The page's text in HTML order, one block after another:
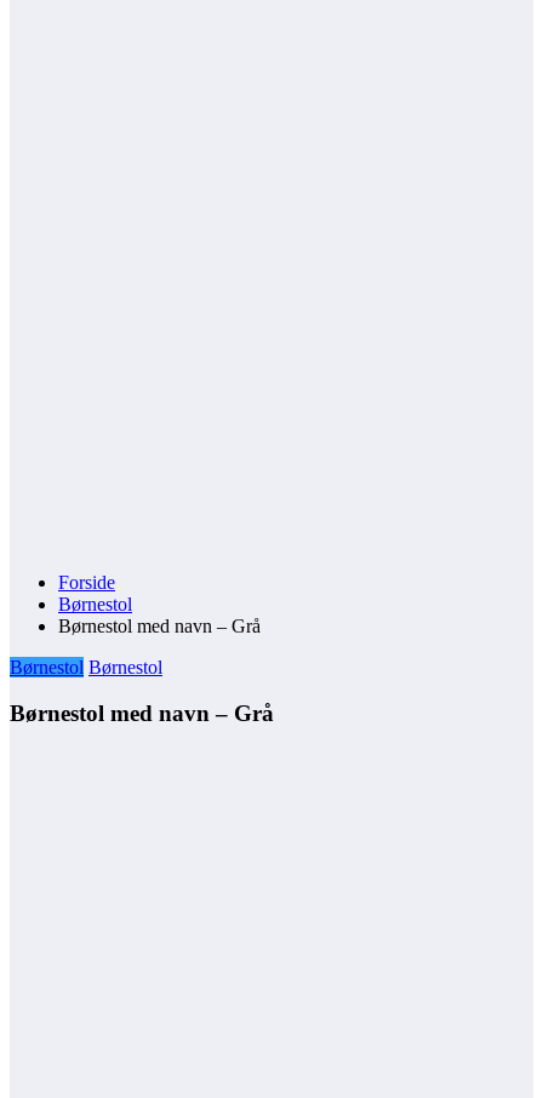
Forside
Børnestol
Børnestol med navn – Grå
Børnestol Børnestol
Børnestol med navn – Grå